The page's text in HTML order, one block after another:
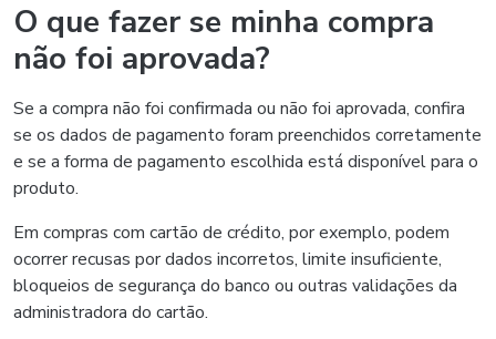
O que fazer se minha compra
não foi aprovada?
Se a compra não foi confirmada ou não foi aprovada, confira
se os dados de pagamento foram preenchidos corretamente
e se a forma de pagamento escolhida está disponível para o
produto.
Em compras com cartão de crédito, por exemplo, podem
ocorrer recusas por dados incorretos, limite insuficiente,
bloqueios de segurança do banco ou outras validações da
administradora do cartão.